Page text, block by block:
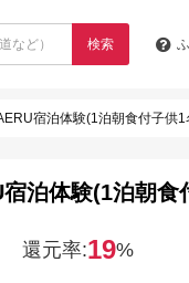
検索
宿泊体験(1泊朝食付子供
泊体験(1泊朝食
還元率:19%